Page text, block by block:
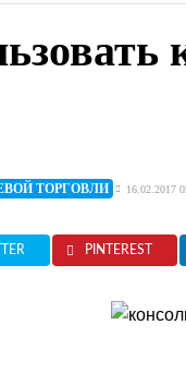
ТОРГОВЛИ 16.02.2017
PINTEREST